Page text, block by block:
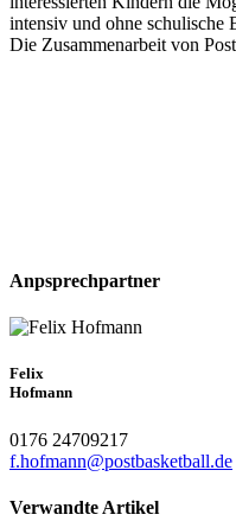
intensiv und ohne schulische
Die Zusammenarbeit von
Anpsprechpartner
Felix
Hofmann
0176 24709217
f.hofmann@postbasketball.de
Verwandte Artikel